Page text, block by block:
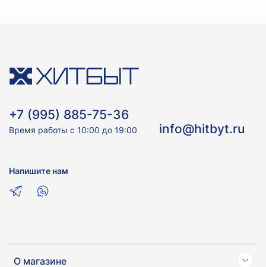
О магазине
+7 (995) 885-75-36
Время работы с 10:00 до 19:00 info@hitbyt.ru
Напишите нам